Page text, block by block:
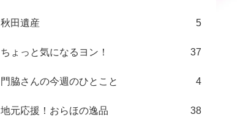
秋田遺産 5
ちょっと気になるヨン！ 37
門脇さんの今週のひとこと 4
地元応援！おらほの逸品 38